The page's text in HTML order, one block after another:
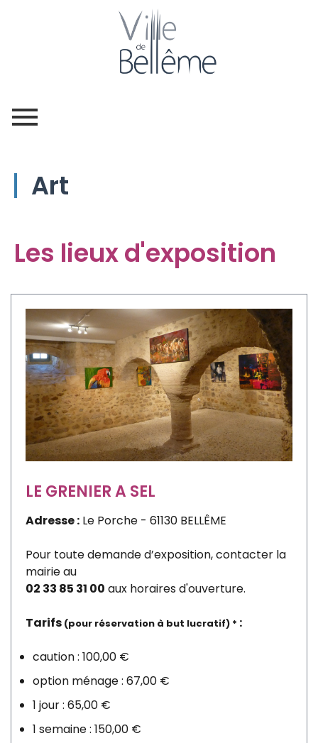
Art
Les lieux d'exposition
LE GRENIER A SEL
Adresse : Le Porche - 61130 BELLÊME
Pour toute demande d’exposition, contacter la
mairie au
02 33 85 31 00 aux horaires d'ouverture.
Tarifs (pour réservation à but lucratif) * :
caution : 100,00 €
option ménage : 67,00 €
1 jour : 65,00 €
1 semaine : 150,00 €